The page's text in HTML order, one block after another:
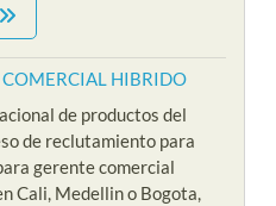
COMERCIAL HIBRIDO
de productos del
de reclutamiento para
gerente comercial
Cali, Medellin o Bogota,